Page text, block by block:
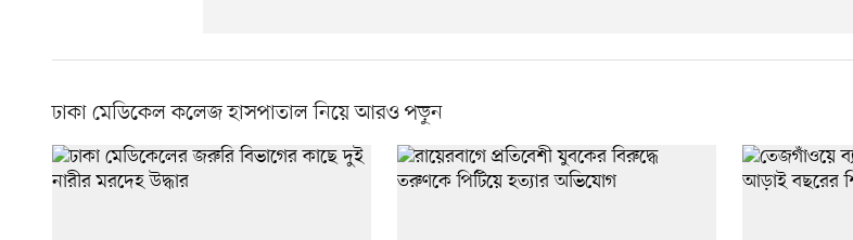
ঢাকা মেডিকেল কলেজ হাসপাতাল নিয়ে আরও পড়ুন